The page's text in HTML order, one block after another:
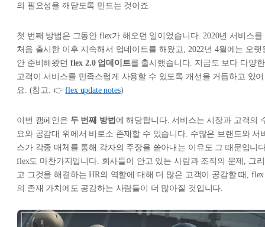
의 필요성을 깨닫도록 만드는 것이죠.
첫 번째 방법은 그동안 flex가 해오던 일이었습니다. 2020년 서비스를
처음 출시한 이후 지속해서 업데이트를 해왔고, 2022년 4월에는 오랫
안 준비해왔던 flex 2.0 업데이트를 출시했습니다. 지금도 보다 다양한
고객이 서비스를 만족스럽게 사용할 수 있도록 개선을 거듭하고 있어
요. (참고: 👉flex update notes)
이번 캠페인은 두 번째 방법 에 해당합니다. 서비스는 시장과 고객의
요와 공감대 위에서 비로소 존재할 수 있습니다. 수많은 브랜드와 서
스가 각종 매체를 통해 각자의 주장을 쏟아내는 이유도 그 때문입니
flex도 마찬가지입니다. 회사들이 안고 있는 사람과 조직의 문제, 그리
고 그것을 해결하는 HR의 역할에 대해 더 많은 고객이 공감할 때, flex
의 존재 가치에도 공감하는 사람들이 더 많아질 것입니다.